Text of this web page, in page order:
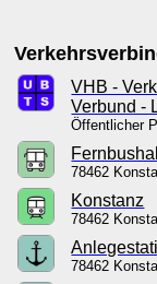
VHB -
Verbund -
Öffentlicher
78462
Konstanz
78462
78462